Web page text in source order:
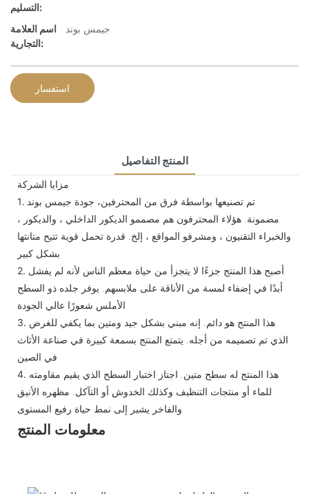
التسليم:
اسم العلامة
التجارية:
جيمس بوند
استفسار
المنتج التفاصيل
مزايا الشركة
1. تم تصنيعها بواسطة فرق من المحترفين، جودة جيمس بوند
مضمونة. هؤلاء المحترفون هم مصممو الديكور الداخلي ، والديكور ،
والخبراء التقنيون ، ومشرفو المواقع ، إلخ. قدرة تحمل قوية تتيح متانتها
بشكل كبير
2. أصبح هذا المنتج جزءًا لا يتجزأ من حياة معظم الناس لأنه لم يفشل
أبدًا في إضفاء لمسة من الأناقة على ملابسهم. يوفر جلده ذو السطح
الأملس شعورًا عالي الجودة
3. هذا المنتج هو دائم. إنه مبني بشكل جيد ومتين بما يكفي للغرض
الذي تم تصميمه من أجله. يتمتع المنتج بسمعة كبيرة في صناعة الأثاث
في الصين
4. هذا المنتج له سطح متين. اجتاز اختبار السطح الذي يقيم مقاومته
للماء أو منتجات التنظيف وكذلك الخدوش أو التآكل. مظهره الأنيق
والفاخر يشير إلى نمط حياة رفيع المستوى
معلومات المنتج